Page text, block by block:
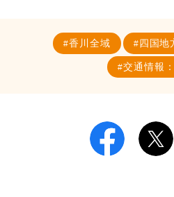
香川全域 四国地
交通情報